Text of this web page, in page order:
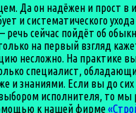
Да он надёжен и прост в
и систематического
речь сейчас пойдёт об
на первый взгляд
несложно. На практике
специалист,
и знаниями. Если вы до сих
исполнителя, то мы
к нашей фирме